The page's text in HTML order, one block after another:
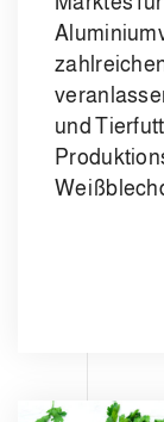
und